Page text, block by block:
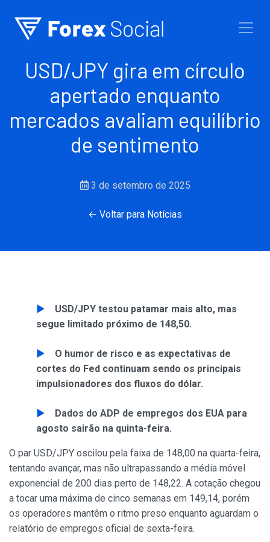
USD/JPY gira em círculo
apertado enquanto
mercados avaliam equilíbrio
de sentimento
3 de setembro de 2025
← Voltar para Notícias
USD/JPY testou patamar mais alto, mas
segue limitado próximo de 148,50.
O humor de risco e as expectativas de
cortes do Fed continuam sendo os principais
impulsionadores dos fluxos do dólar.
Dados do ADP de empregos dos EUA para
agosto sairão na quinta-feira.
O par USD/JPY oscilou pela faixa de 148,00 na quarta-feira,
tentando avançar, mas não ultrapassando a média móvel
exponencial de 200 dias perto de 148,22. A cotação chegou
a tocar uma máxima de cinco semanas em 149,14, porém
os operadores mantêm o ritmo preso enquanto aguardam o
relatório de empregos oficial de sexta-feira.